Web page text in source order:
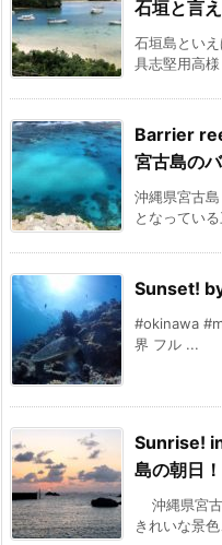
石垣と言
石垣島とい
具志堅用高
Barrier
宮古島の
沖縄県宮古
となってい
Sunset!
#okinawa
界 フル ...
Sunrise!
島の朝日！
沖縄県宮古
きれいな景